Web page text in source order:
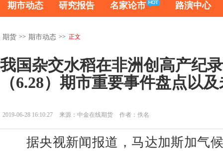
期市动态 研究报告 名家论市 路演中心
期货 >> 期市动态 >> 正文
我国杂交水稻在非洲创高产纪
（6.28）期市重要事件盘点以
2019-06-28 16:10:27 来源：中金在线期货 作者：佚名
据央视新闻报道，马达加斯加气候